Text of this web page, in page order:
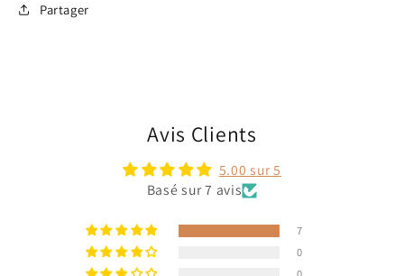
Partager
Avis Clients
5.00 sur 5
Basé sur 7 avis
7
0